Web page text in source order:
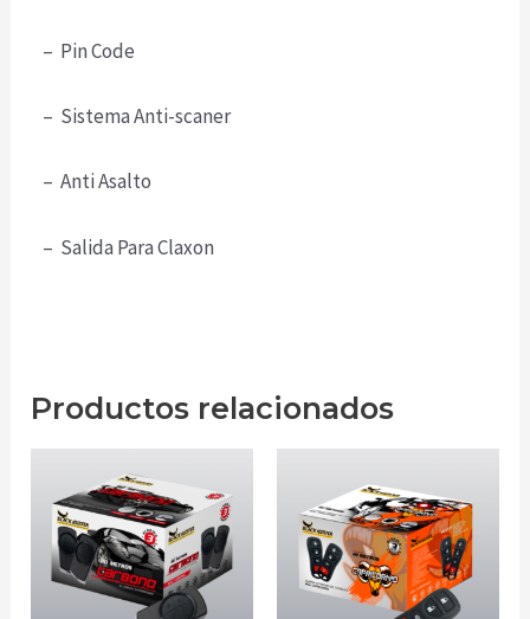
– Pin Code
– Sistema Anti-scaner
– Anti Asalto
– Salida Para Claxon
Productos relacionados